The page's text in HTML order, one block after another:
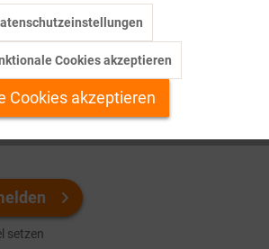
brauchen Sie?
setzen
Inaktiv
Cookies akzeptieren
Cookies akzeptieren